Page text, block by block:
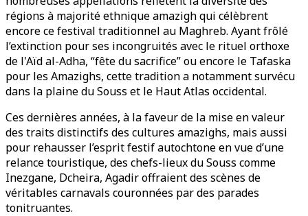
régions à majorité ethnique amazigh qui célèbrent
encore ce festival traditionnel au Maghreb. Ayant frôlé
l’extinction pour ses incongruités avec le rituel orthoxe
de l'Aïd al-Adha, “fête du sacrifice” ou encore le Tafaska
pour les Amazighs, cette tradition a notamment survécu
dans la plaine du Souss et le Haut Atlas occidental.
Ces dernières années, à la faveur de la mise en valeur
des traits distinctifs des cultures amazighs, mais aussi
pour rehausser l’esprit festif autochtone en vue d’une
relance touristique, des chefs-lieux du Souss comme
Inezgane, Dcheira, Agadir offraient des scènes de
véritables carnavals couronnées par des parades
tonitruantes.